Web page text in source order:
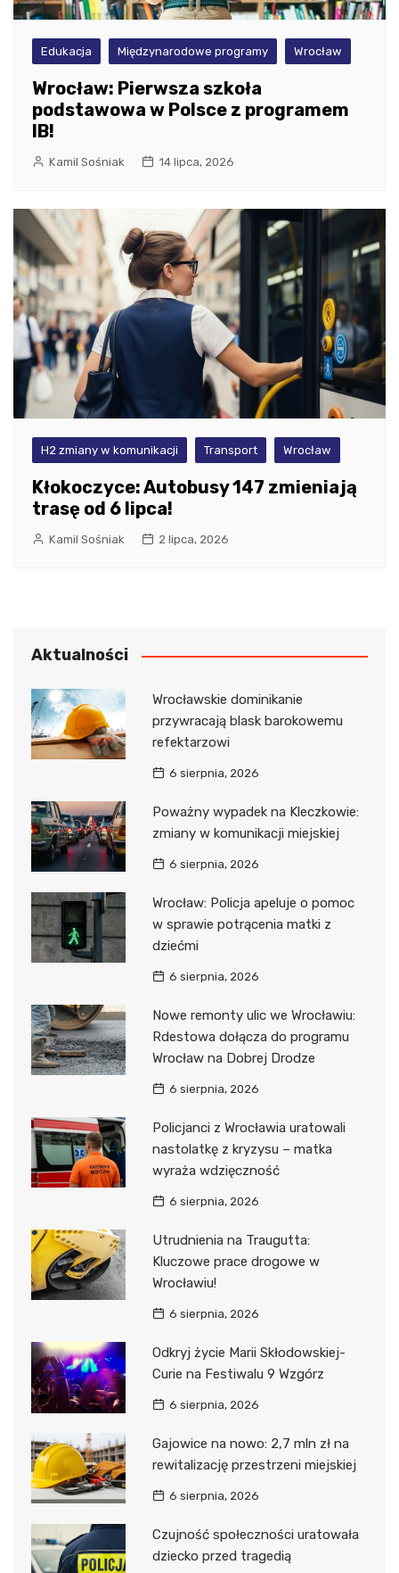
Edukacja Międzynarodowe programy Wrocław
Wrocław: Pierwsza szkoła
podstawowa w Polsce z programem
IB!
Kamil Sośniak 14 lipca, 2026
H2 zmiany w komunikacji Transport Wrocław
Kłokoczyce: Autobusy 147 zmieniają
trasę od 6 lipca!
Kamil Sośniak 2 lipca, 2026
Aktualności
Wrocławskie dominikanie
przywracają blask barokowemu
refektarzowi
6 sierpnia, 2026
Poważny wypadek na Kleczkowie:
zmiany w komunikacji miejskiej
6 sierpnia, 2026
Wrocław: Policja apeluje o pomoc
w sprawie potrącenia matki z
dziećmi
6 sierpnia, 2026
Nowe remonty ulic we Wrocławiu:
Rdestowa dołącza do programu
Wrocław na Dobrej Drodze
6 sierpnia, 2026
Policjanci z Wrocławia uratowali
nastolatkę z kryzysu – matka
wyraża wdzięczność
6 sierpnia, 2026
Utrudnienia na Traugutta:
Kluczowe prace drogowe w
Wrocławiu!
6 sierpnia, 2026
Odkryj życie Marii Skłodowskiej-
Curie na Festiwalu 9 Wzgórz
6 sierpnia, 2026
Gajowice na nowo: 2,7 mln zł na
rewitalizację przestrzeni miejskiej
6 sierpnia, 2026
Czujność społeczności uratowała
dziecko przed tragedią